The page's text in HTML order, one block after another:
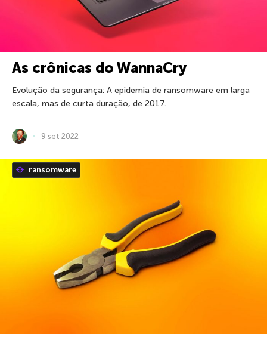
As crônicas do WannaCry
Evolução da segurança: A epidemia de ransomware em larga
escala, mas de curta duração, de 2017.
9 set 2022
ransomware